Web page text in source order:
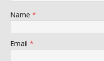
Name *
Email *